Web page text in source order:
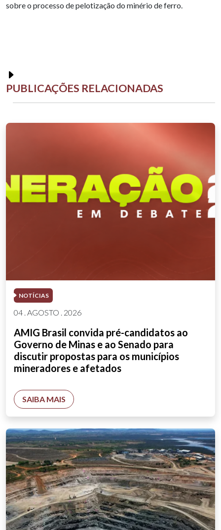
sobre o processo de pelotização do minério de ferro.
PUBLICAÇÕES RELACIONADAS
NOTÍCIAS
04 . AGOSTO . 2026
AMIG Brasil convida pré-candidatos ao
Governo de Minas e ao Senado para
discutir propostas para os municípios
mineradores e afetados
SAIBA MAIS